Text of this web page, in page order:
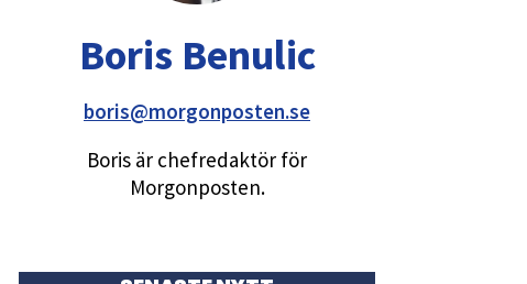
Boris Benulic
boris@morgonposten.se
Boris är chefredaktör för
Morgonposten.